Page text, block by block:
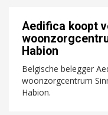
Aedifica koopt
Habion
Belgische belegger
woonzorgcentrum
Habion.